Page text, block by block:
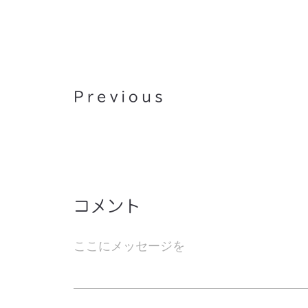
Previous
内気なとしごろ ~キャンディ
コメント